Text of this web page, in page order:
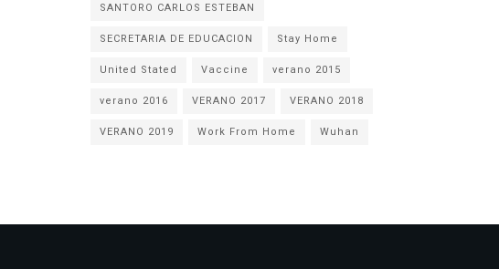
SANTORO CARLOS ESTEBAN
SECRETARIA DE EDUCACION
Stay Home
United Stated
Vaccine
verano 2015
verano 2016
VERANO 2017
VERANO 2018
VERANO 2019
Work From Home Wuhan